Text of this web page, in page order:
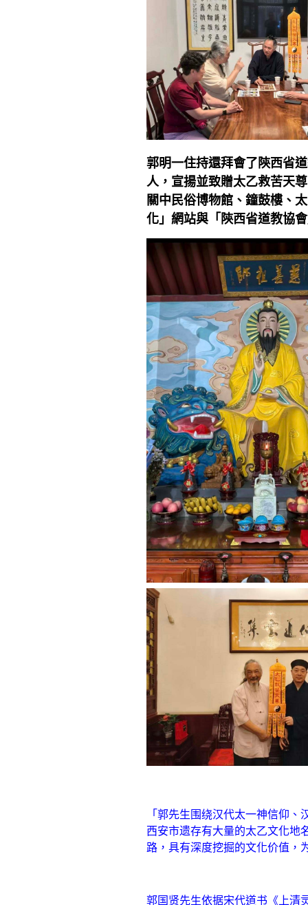
郭明一住持還拜會了陝西省
人，宣揚並致贈太乙救苦天
關中民俗博物館、鐘鼓樓、
化」網站與「陝西省道教協
「郭先生围绕汉代太一神信仰
西安市遗存有大量的太乙文化地
路，具有深度挖掘的文化价值，
郭国贤先生依据宋代道书《上清